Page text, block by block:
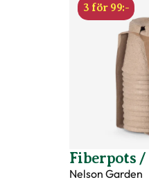
3 för 99:-
Fiberpots
Nelson Garden